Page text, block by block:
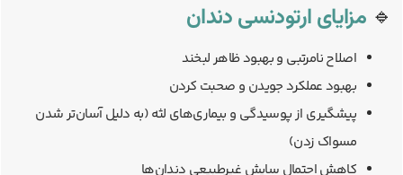
🔹 مزایای ارتودنسی دندان
اصلاح نامرتبی و بهبود ظاهر لبخند
بهبود عملکرد جویدن و صحبت کردن
پیشگیری از پوسیدگی و بیماری‌های لثه (به دلیل آسان‌تر شدن
مسواک زدن)
کاهش احتمال سایش غیرطبیعی دندان‌ها